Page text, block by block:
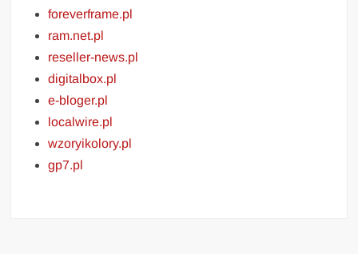
foreverframe.pl
ram.net.pl
reseller-news.pl
digitalbox.pl
e-bloger.pl
localwire.pl
wzoryikolory.pl
gp7.pl